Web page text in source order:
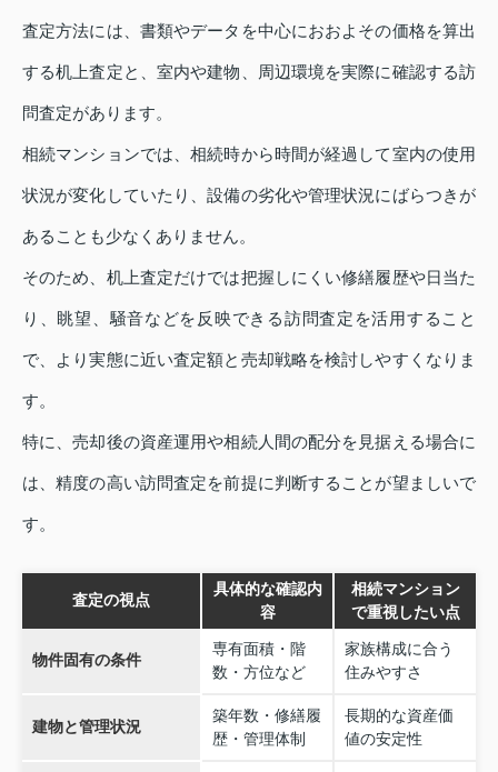
査定方法には、書類やデータを中心におおよその価格を算出
する机上査定と、室内や建物、周辺環境を実際に確認する訪
問査定があります。
相続マンションでは、相続時から時間が経過して室内の使用
状況が変化していたり、設備の劣化や管理状況にばらつきが
あることも少なくありません。
そのため、机上査定だけでは把握しにくい修繕履歴や日当た
り、眺望、騒音などを反映できる訪問査定を活用すること
で、より実態に近い査定額と売却戦略を検討しやすくなりま
す。
特に、売却後の資産運用や相続人間の配分を見据える場合に
は、精度の高い訪問査定を前提に判断することが望ましいで
す。
査定の視点
具体的な確認内
容
相続マンション
で重視したい点
物件固有の条件
専有面積・階
数・方位など
家族構成に合う
住みやすさ
建物と管理状況
築年数・修繕履
歴・管理体制
長期的な資産価
値の安定性